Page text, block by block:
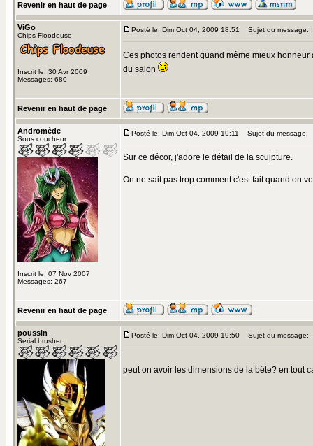
Revenir en haut de page
ViGo
Chips Floodeuse
Inscrit le: 30 Avr 2009
Messages: 680
Posté le: Dim Oct 04, 2009 18:51 Sujet du message:
Ces photos rendent quand même mieux
du salon
Revenir en haut de page
Andromède
Sous coucheur
Inscrit le: 07 Nov 2007
Messages: 267
Posté le: Dim Oct 04, 2009 19:11 Sujet du message:
Sur ce décor, j'adore le détail de la sculpture.
On ne sait pas trop comment c'est fait quand on
Revenir en haut de page
poussin
Serial brusher
Posté le: Dim Oct 04, 2009 19:50 Sujet du message:
peut on avoir les dimensions de la bête? en tout